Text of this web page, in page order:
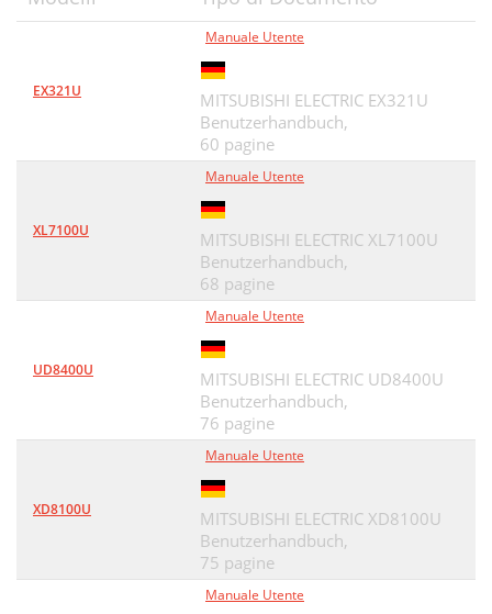
Anschluss
41
PC-lose Präsentation
-Anschluss
43
Weitere Funktionen
Kennwort
Hauptfunktionen
Verbindung
49
Verwendung der Anleitungen
PJLink™-unterstützte Befehle
49
Auswechseln der Lampe
Fehlersuche
Fehlersuche (Fortsetzung)
Anzeigen
56
EX321U
Manuale Utente
MITSUBISHI ELECTRIC EX321U
Benutzerhandbuch,
60 pagine
XL7100U
Manuale Utente
MITSUBISHI ELECTRIC XL7100U
Benutzerhandbuch,
68 pagine
UD8400U
Manuale Utente
MITSUBISHI ELECTRIC UD8400U
Benutzerhandbuch,
76 pagine
XD8100U
Manuale Utente
MITSUBISHI ELECTRIC XD8100U
Benutzerhandbuch,
75 pagine
Manuale Utente